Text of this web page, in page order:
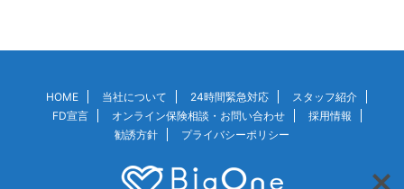
HOME 当社について 24時間緊急対応
スタッフ紹介
FD宣言
オンライン保険相談・お問い合わせ
採用情報
勧誘方針
プライバシーポリシー